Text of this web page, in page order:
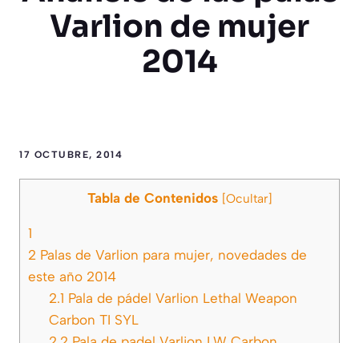
Varlion de mujer
2014
17 OCTUBRE, 2014
Tabla de Contenidos [Ocultar]
1
2 Palas de Varlion para mujer, novedades de
este año 2014
2.1 Pala de pádel Varlion Lethal Weapon
Carbon TI SYL